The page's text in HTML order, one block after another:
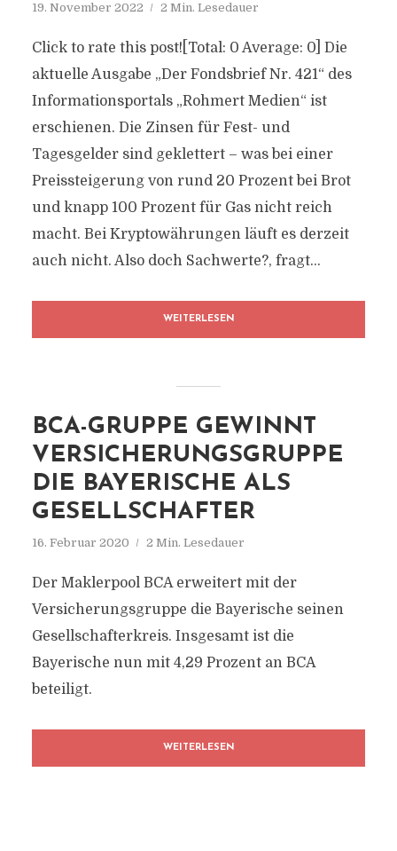
19. November 2022 2 Min. Lesedauer
Click to rate this post![Total: 0 Average: 0] Die
aktuelle Ausgabe „Der Fondsbrief Nr. 421“ des
Informationsportals „Rohmert Medien“ ist
erschienen. Die Zinsen für Fest- und
Tagesgelder sind geklettert – was bei einer
Preissteigerung von rund 20 Prozent bei Brot
und knapp 100 Prozent für Gas nicht reich
macht. Bei Kryptowährungen läuft es derzeit
auch nicht. Also doch Sachwerte?, fragt...
WEITERLESEN
BCA-GRUPPE GEWINNT
VERSICHERUNGSGRUPPE
DIE BAYERISCHE ALS
GESELLSCHAFTER
16. Februar 2020 2 Min. Lesedauer
Der Maklerpool BCA erweitert mit der
Versicherungsgruppe die Bayerische seinen
Gesellschafterkreis. Insgesamt ist die
Bayerische nun mit 4,29 Prozent an BCA
beteiligt.
WEITERLESEN